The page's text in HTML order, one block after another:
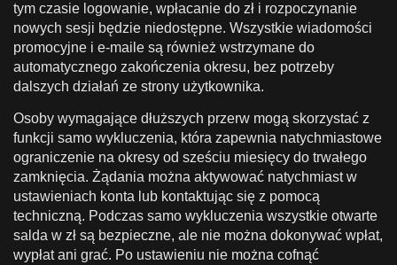
tym czasie logowanie, wpłacanie do zł i rozpoczynanie
nowych sesji będzie niedostępne. Wszystkie wiadomości
promocyjne i e-maile są również wstrzymane do
automatycznego zakończenia okresu, bez potrzeby
dalszych działań ze strony użytkownika.
Osoby wymagające dłuższych przerw mogą skorzystać z
funkcji samo wykluczenia, która zapewnia natychmiastowe
ograniczenie na okresy od sześciu miesięcy do trwałego
zamknięcia. Żądania można aktywować natychmiast w
ustawieniach konta lub kontaktując się z pomocą
techniczną. Podczas samo wykluczenia wszystkie otwarte
salda w zł są bezpieczne, ale nie można dokonywać wpłat,
wypłat ani grać. Po ustawieniu nie można cofnąć